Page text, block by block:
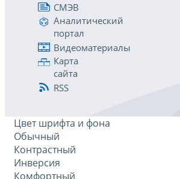
СМЭВ
Аналитический
портал
Видеоматериалы
Карта
сайта
RSS
Цвет шрифта и фона
Обычный
Контрастный
Инверсия
Комфортный